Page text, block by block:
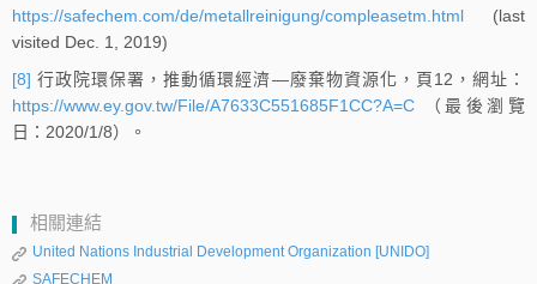
https://safechem.com/de/metallreinigung/compleasetm.html (last
visited Dec. 1, 2019)
[8] 行政院環保署，推動循環經濟—廢棄物資源化，頁12，網址：
https://www.ey.gov.tw/File/A7633C551685F1CC?A=C （最後瀏覽
日：2020/1/8）。
相關連結
United Nations Industrial Development Organization [UNIDO]
SAFECHEM